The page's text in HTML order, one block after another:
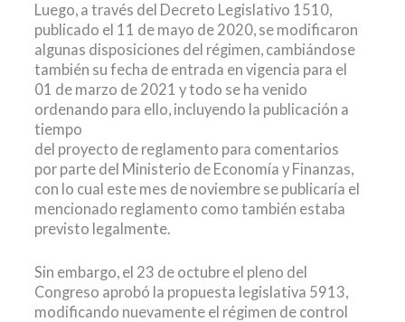
Luego, a través del Decreto Legislativo 1510,
publicado el 11 de mayo de 2020, se modificaron
algunas disposiciones del régimen, cambiándose
también su fecha de entrada en vigencia para el
01 de marzo de 2021 y todo se ha venido
ordenando para ello, incluyendo la publicación a
tiempo
del proyecto de reglamento para comentarios
por parte del Ministerio de Economía y Finanzas,
con lo cual este mes de noviembre se publicaría el
mencionado reglamento como también estaba
previsto legalmente.
Sin embargo, el 23 de octubre el pleno del
Congreso aprobó la propuesta legislativa 5913,
modificando nuevamente el régimen de control